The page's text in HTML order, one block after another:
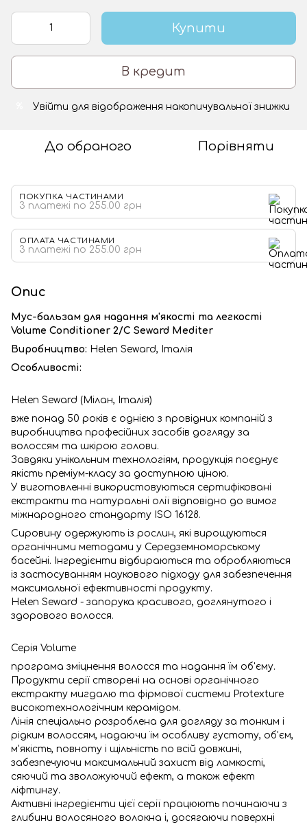
Купити
В кредит
Увійти для відображення накопичувальної знижки
До обраного Порівняти
ПОКУПКА ЧАСТИНАМИ
3 платежі по 255.00 грн
ОПЛАТА ЧАСТИНАМИ
3 платежі по 255.00 грн
Опис
Мус-бальзам для надання м'якості та легкості
Volume Conditioner 2/C Seward Mediter
Виробництво: Helen Seward, Італія
Особливості:
Helen Seward (Мілан, Італія)
вже понад 50 років є однією з провідних компаній з
виробництва професійних засобів догляду за
волоссям та шкірою голови.
Завдяки унікальним технологіям, продукція поєднує
якість преміум-класу за доступною ціною.
У виготовленні використовуються сертифіковані
екстракти та натуральні олії відповідно до вимог
міжнародного стандарту ISO 16128.
Сировину одержують із рослин, які вирощуються
органічними методами у Середземноморському
басейні. Інгредієнти відбираються та обробляються
із застосуванням наукового підходу для забезпечення
максимальної ефективності продукту.
Helen Seward - запорука красивого, доглянутого і
здорового волосся.
Серія Volume
програма зміцнення волосся та надання їм об'єму.
Продукти серії створені на основі органічного
екстракту мигдалю та фірмової системи Protexture
високотехнологічним керамідом.
Лінія спеціально розроблена для догляду за тонким і
рідким волоссям, надаючи їм особливу густоту, об'єм,
м'якість, повноту і щільність по всій довжині,
забезпечуючи максимальний захист від ламкості,
сяючий та зволожуючий ефект, а також ефект
ліфтингу.
Активні інгредієнти цієї серії працюють починаючи з
глибини волосяного волокна і, досягаючи поверхні